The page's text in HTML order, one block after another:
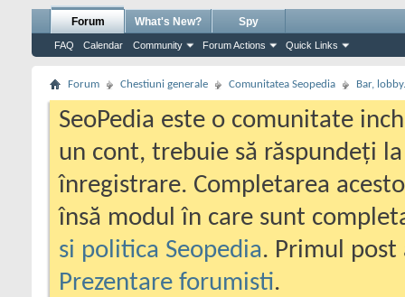
Forum
FAQ Calendar Community Forum Actions Quick Links
What's New? Spy
Forum Chestiuni generale Comunitatea Seopedia Bar,
SeoPedia este o comunitate
un cont, trebuie să răspundeți
înregistrare. Completarea
însă modul în care sunt
si politica Seopedia. Primul
Prezentare forumisti.